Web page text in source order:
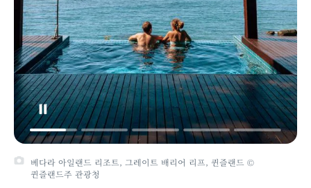
베다라 아일랜드 리조트, 그레이트 배리어 리프, 퀸즐랜드 ©
퀸즐랜드주 관광청